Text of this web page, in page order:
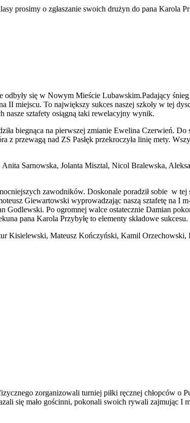
prosimy o zgłaszanie swoich drużyn do pana Karola
się w Nowym Mieście Lubawskim.Padający
II miejscu. To największy sukces naszej szkoły w tej
nasze sztafety osiągną taki rewelacyjny wynik.
biegnąca na pierwszej zmianie Ewelina Czerwień. Do
z przewagą nad ZS Pasłęk przekroczyła linię mety.
Sarnowska, Jolanta Misztal, Nicol Bralewska,
zawodników. Doskonale poradził sobie w
Giewartowski wyprowadzając naszą sztafetę na I
Po ogromnej walce ostatecznie Damian
pana Karola Przybyłę to elementy składowe sukcesu.
Kisielewski, Mateusz Kończyński, Kamil Orzechowski,
zorganizowali turniej piłki ręcznej chłopców o
się mało gościnni, pokonali swoich rywali zajmując I